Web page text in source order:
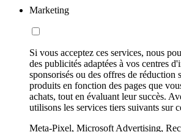
Marketing
Si vous acceptez ces services, nous
des publicités adaptées à vos centres
sponsorisés ou des offres de réduction
produits en fonction des pages que
achats, tout en évaluant leur succès.
utilisons les services tiers suivants sur
Meta-Pixel, Microsoft Advertising,